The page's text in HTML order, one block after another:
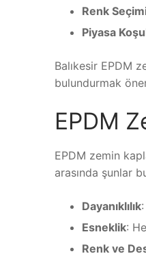
Renk
Piyasa
Balıkesir EPDM
bulundurmak
EPDM
EPDM zemin
arasında şunlar
Dayanıklılık
Esneklik:
Renk ve